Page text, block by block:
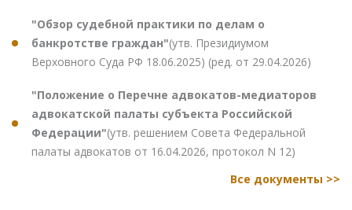
"Обзор судебной практики по делам о
банкротстве граждан"(утв. Президиумом
Верховного Суда РФ 18.06.2025) (ред. от 29.04.2026)
"Положение о Перечне адвокатов-медиаторов
адвокатской палаты субъекта Российской
Федерации"(утв. решением Совета Федеральной
палаты адвокатов от 16.04.2026, протокол N 12)
Все документы >>